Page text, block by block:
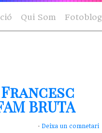
Qui Som Fotoblog
BRUTA
· Deixa un comnetari